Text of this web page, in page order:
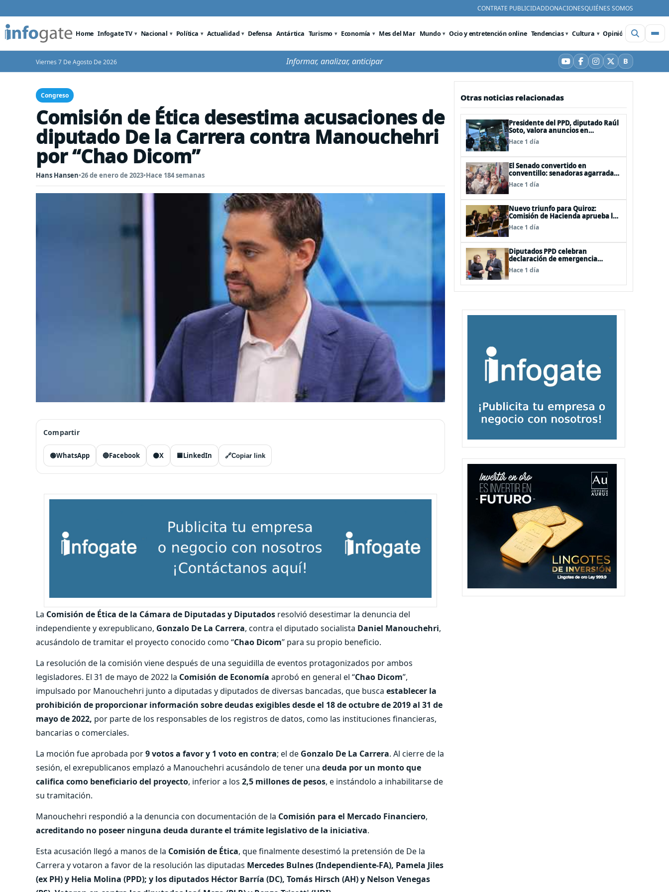
CONTRATE PUBLICIDADDONACIONESQUIÉNES SOMOS
Home Infogate TV Nacional Política Actualidad Defensa Antártica Turismo Economía Mes del Mar Mundo Ocio y entretención online Tendencias Cultura Opinión Videos
Viernes 7 De Agosto De 2026 Informar, analizar, anticipar YouTube
Facebook
Instagram
X BBluesky
Congreso
Comisión de Ética desestima acusaciones de
diputado De la Carrera contra Manouchehri
por “Chao Dicom”
Hans Hansen•26 de enero de 2023•Hace 184 semanas
Compartir
🟢WhatsApp 🔵Facebook ⚫X 🟦LinkedIn 🔗Copiar link
La Comisión de Ética de la Cámara de Diputadas y Diputados resolvió desestimar la denuncia del
independiente y exrepublicano, Gonzalo De La Carrera, contra el diputado socialista Daniel Manouchehri,
acusándolo de tramitar el proyecto conocido como “Chao Dicom” para su propio beneficio.
La resolución de la comisión viene después de una seguidilla de eventos protagonizados por ambos
legisladores. El 31 de mayo de 2022 la Comisión de Economía aprobó en general el “Chao Dicom”,
impulsado por Manouchehri junto a diputadas y diputados de diversas bancadas, que busca establecer la
prohibición de proporcionar información sobre deudas exigibles desde el 18 de octubre de 2019 al 31 de
mayo de 2022, por parte de los responsables de los registros de datos, como las instituciones financieras,
bancarias o comerciales.
La moción fue aprobada por9 votos a favor y 1 voto en contra; el de Gonzalo De La Carrera. Al cierre de la
sesión, el exrepublicanos emplazó a Manouchehri acusándolo de tener una deuda por un monto que
califica como beneficiario del proyecto, inferior a los 2,5 millones de pesos, e instándolo a inhabilitarse de
su tramitación.
Manouchehri respondió a la denuncia con documentación de la Comisión para el Mercado Financiero,
acreditando no poseer ninguna deuda durante el trámite legislativo de la iniciativa.
Esta acusación llegó a manos de la Comisión de Ética, que finalmente desestimó la pretensión de De la
Carrera y votaron a favor de la resolución las diputadas Mercedes Bulnes (Independiente-FA), Pamela Jiles
(ex PH) y Helia Molina (PPD); y los diputados Héctor Barría (DC), Tomás Hirsch (AH) y Nelson Venegas
Otras noticias relacionadas
Presidente del PPD, diputado Raúl
Soto, valora anuncios en
seguridad pero advierte ausencia
clave: alzamiento del secreto
Hace 1 día
El Senado convertido en
conventillo: senadoras agarradas
de las mechas
Hace 1 día
Nuevo triunfo para Quiroz:
Comisión de Hacienda aprueba los
vetos a la Megarreforma
Hace 1 día
Diputados PPD celebran
declaración de emergencia
agrícola a La Araucanía y piden
agilizar ayudas económicas a
Hace 1 día